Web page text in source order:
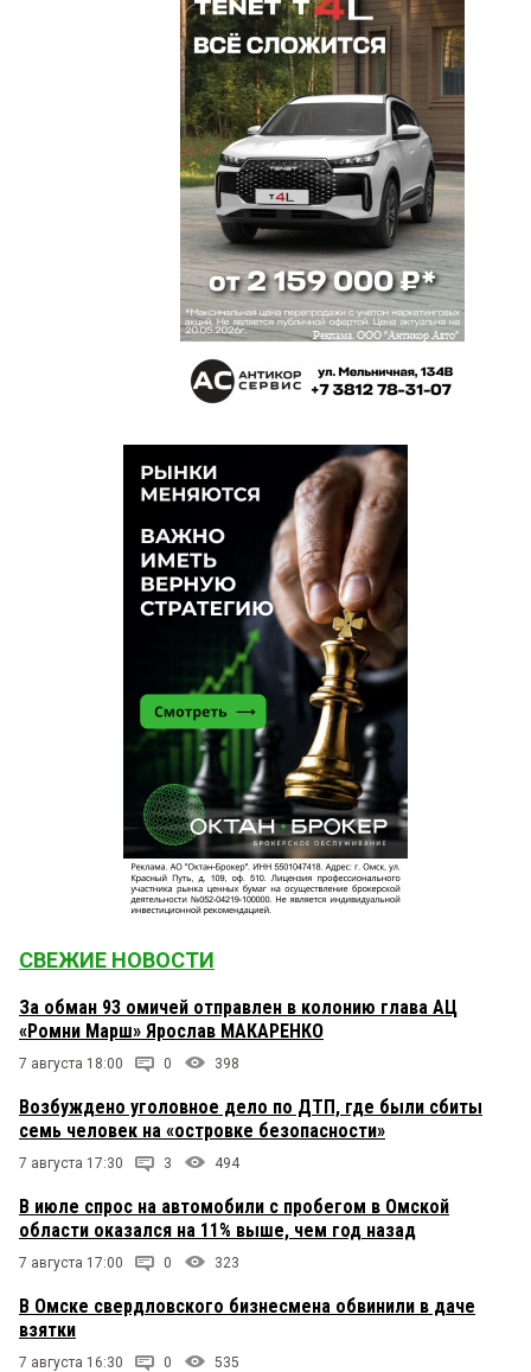
СВЕЖИЕ НОВОСТИ
За обман 93 омичей отправлен в колонию глава АЦ
«Ромни Марш» Ярослав МАКАРЕНКО
7 августа 18:00 0 398
Возбуждено уголовное дело по ДТП, где были сбиты
семь человек на «островке безопасности»
7 августа 17:30 3 494
В июле спрос на автомобили с пробегом в Омской
области оказался на 11% выше, чем год назад
7 августа 17:00 0 323
В Омске свердловского бизнесмена обвинили в даче
взятки
7 августа 16:30 0 535